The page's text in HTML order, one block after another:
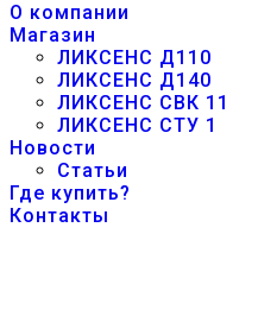
О компании
Магазин
ЛИКСЕНС Д110
ЛИКСЕНС Д140
ЛИКСЕНС СВК 11
ЛИКСЕНС СТУ 1
Новости
Статьи
Где купить?
Контакты